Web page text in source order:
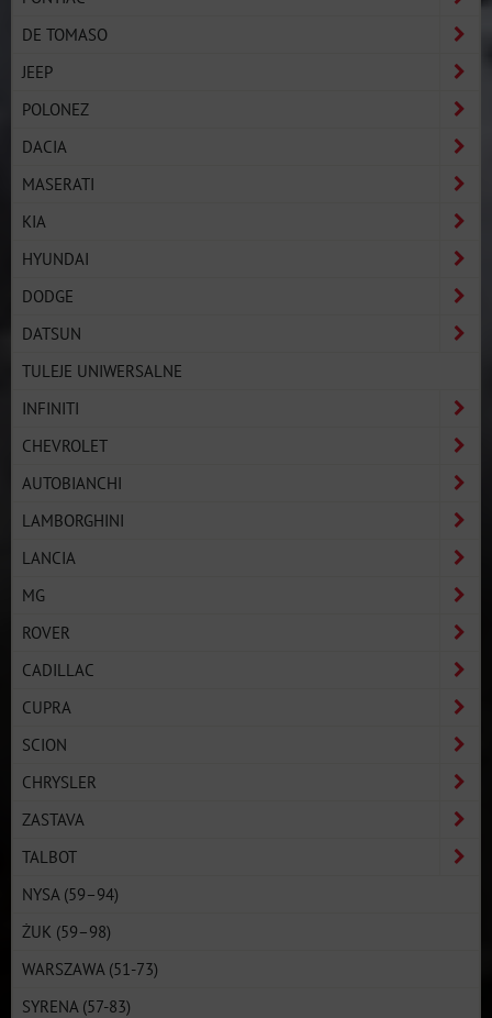
DE TOMASO
JEEP
POLONEZ
DACIA
MASERATI
KIA
HYUNDAI
DODGE
DATSUN
TULEJE UNIWERSALNE
INFINITI
CHEVROLET
AUTOBIANCHI
LAMBORGHINI
LANCIA
MG
ROVER
CADILLAC
CUPRA
SCION
CHRYSLER
ZASTAVA
TALBOT
NYSA (59–94)
ŻUK (59–98)
WARSZAWA (51-73)
SYRENA (57-83)